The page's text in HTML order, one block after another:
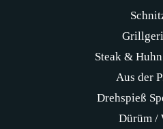
Steak &
Aus der
Drehspieß
Dürüm /